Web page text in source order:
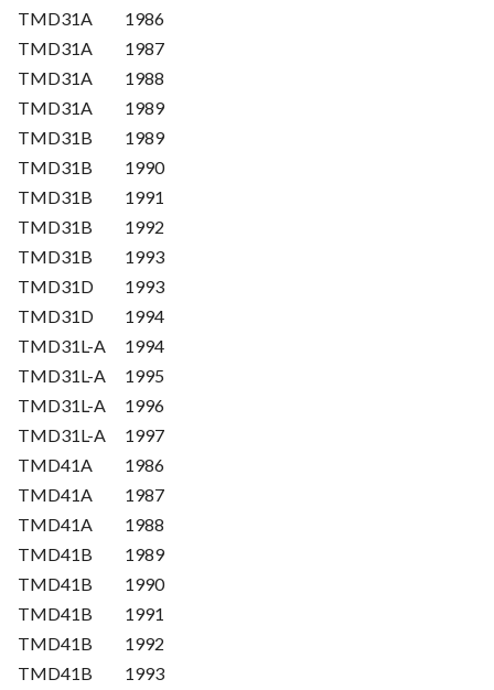
TMD31A
1986
TMD31A
1987
TMD31A
1988
TMD31A
1989
TMD31B
1989
TMD31B
1990
TMD31B
1991
TMD31B
1992
TMD31B
1993
TMD31D
1993
TMD31D
1994
TMD31L-A
1994
TMD31L-A
1995
TMD31L-A
1996
TMD31L-A
1997
TMD41A
1986
TMD41A
1987
TMD41A
1988
TMD41B
1989
TMD41B
1990
TMD41B
1991
TMD41B
1992
TMD41B
1993